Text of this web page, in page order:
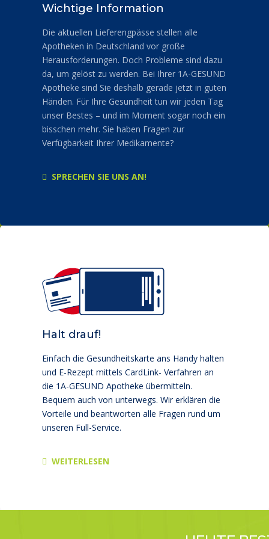
Wichtige Information
Die aktuellen Lieferengpässe stellen alle
Apotheken in Deutschland vor große
Herausforderungen. Doch Probleme sind dazu
da, um gelöst zu werden. Bei Ihrer 1A-GESUND
Apotheke sind Sie deshalb gerade jetzt in guten
Händen. Für Ihre Gesundheit tun wir jeden Tag
unser Bestes – und im Moment sogar noch ein
bisschen mehr. Sie haben Fragen zur
Verfügbarkeit Ihrer Medikamente?
SPRECHEN SIE UNS AN!
Halt drauf!
Einfach die Gesundheitskarte ans Handy halten
und E-Rezept mittels CardLink- Verfahren an
die 1A-GESUND Apotheke übermitteln.
Bequem auch von unterwegs. Wir er­klä­ren die
Vorteile und beantworten alle Fragen rund um
unseren Full-Service.
WEITERLESEN